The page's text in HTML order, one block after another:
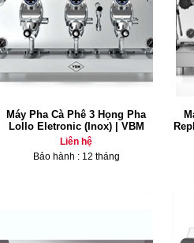
Máy Pha Cà Phê 3 Họng Pha
Lollo Eletronic (Inox) | VBM
Liên hệ
Bảo hành : 12 tháng